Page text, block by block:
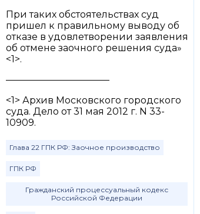
При таких обстоятельствах суд
пришел к правильному выводу об
отказе в удовлетворении заявления
об отмене заочного решения суда»
<1>.
———————————
<1> Архив Московского городского
суда. Дело от 31 мая 2012 г. N 33-
10909.
Глава 22 ГПК РФ: Заочное производство
ГПК РФ
Гражданский процессуальный кодекс
Российской Федерации